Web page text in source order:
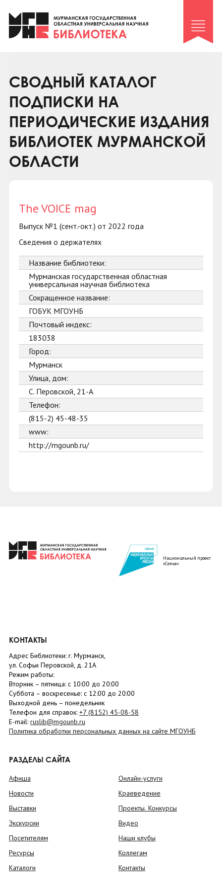
Клуб «Гиря и сельдерей»
Клуб «Семейный архив»
Коллегам
Контакты
СВОДНЫЙ КАТАЛОГ
ПОДПИСКИ НА
ПЕРИОДИЧЕСКИЕ ИЗДАНИЯ
БИБЛИОТЕК МУРМАНСКОЙ
ОБЛАСТИ
The VOICE mag
Выпуск №1 (сент.-окт.) от 2022 года
Сведения о держателях
Название библиотеки:
Мурманская государственная областная
универсальная научная библиотека
Сокращенное название:
ГОБУК МГОУНБ
Почтовый индекс:
183038
Город:
Мурманск
Улица, дом:
С. Перовской, 21-А
Телефон:
(815-2) 45-48-35
www:
http://mgounb.ru/
Национальный проект
«Семья»
КОНТАКТЫ
Адрес Библиотеки: г. Мурманск,
ул. Софьи Перовской, д. 21А
Режим работы:
Вторник – пятница: с 10:00 до 20:00
Суббота – воскресенье: c 12:00 до 20:00
Выходной день – понедельник
Телефон для справок: +7 (8152) 45-08-58
E-mail: ruslib@mgounb.ru
Политика обработки персональных данных на сайте МГОУНБ
РАЗДЕЛЫ САЙТА
Афиша
Новости
Выставки
Экскурсии
Посетителям
Ресурсы
Каталоги
Онлайн-услуги
Краеведение
Проекты. Конкурсы
Видео
Наши клубы
Коллегам
Контакты